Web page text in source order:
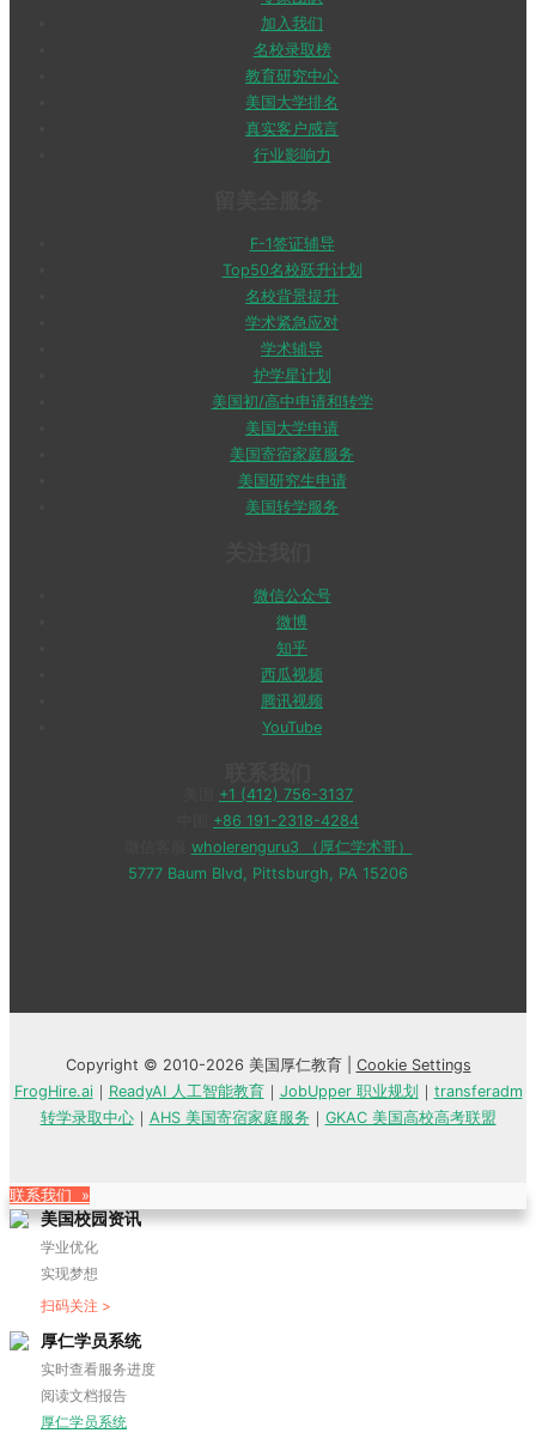
加入我们
名校录取榜
教育研究中心
美国大学排名
真实客户感言
行业影响力
F-1签证辅导
Top50名校跃升计划
名校背景提升
学术紧急应对
学术辅导
护学星计划
美国初/高中申请和转学
美国大学申请
美国寄宿家庭服务
美国研究生申请
美国转学服务
微信公众号
微博
知乎
西瓜视频
腾讯视频
YouTube
+1 (412) 756-3137
+86 191-2318-4284
wholerenguru3 （厚仁学术哥）
5777 Baum Blvd, Pittsburgh, PA 15206
Copyright © 2010-2026 美国厚仁教育 | Cookie Settings
FrogHire.ai｜ ReadyAI 人工智能教育｜ JobUpper 职业规划 ｜ transferadm
转学录取中心｜ AHS 美国寄宿家庭服务 ｜ GKAC 美国高校高考联盟
联系我们 »
美国校园资讯
学业优化
实现梦想
扫码关注 >
厚仁学员系统
实时查看服务进度
阅读文档报告
厚仁学员系统